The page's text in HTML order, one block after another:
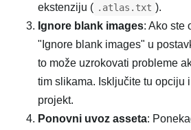
ekstenziju ( .atlas.txt ).
Ignore blank images: Ako ste
"Ignore blank images" u
to može uzrokovati probleme
tim slikama. Isključite tu opciju
projekt.
Ponovni uvoz asseta: